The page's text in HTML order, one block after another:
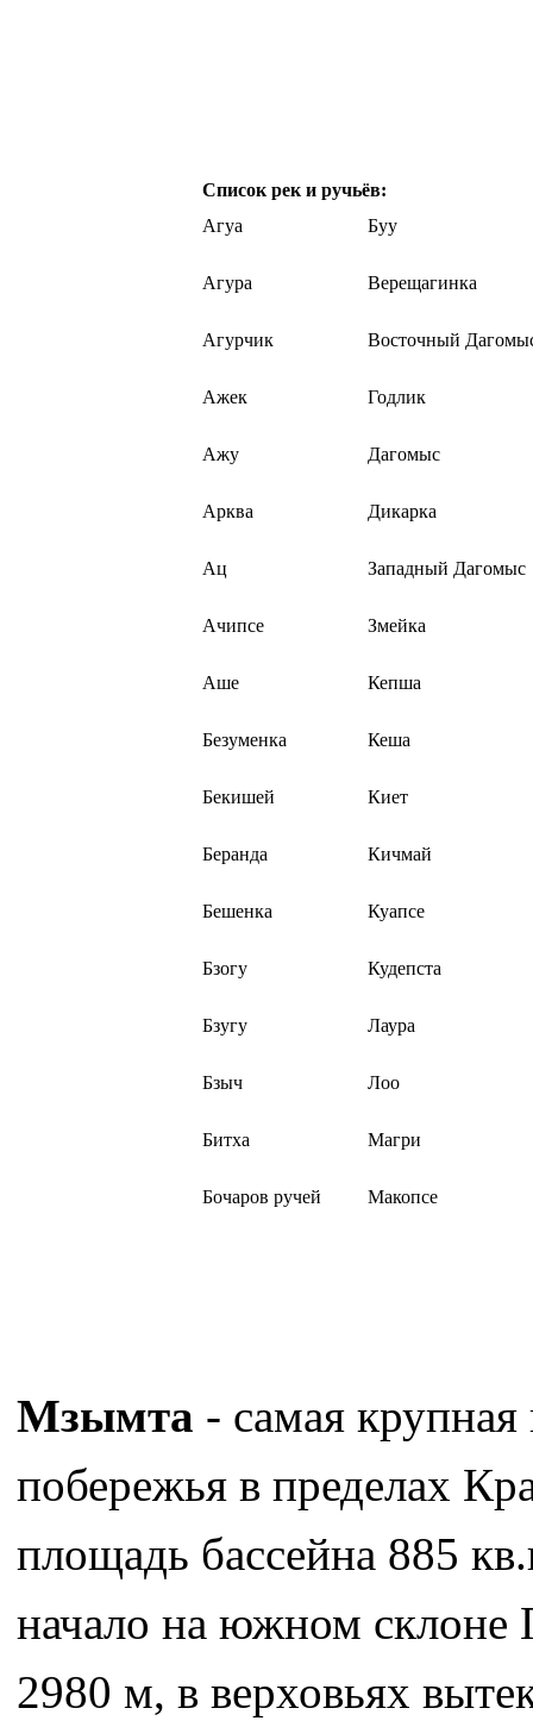
Список рек и ручьёв:
Агуа
Агура
Агурчик
Ажек
Ажу
Арква
Ац
Ачипсе
Аше
Безуменка
Бекишей
Беранда
Бешенка
Бзогу
Бзугу
Бзыч
Битха
Бочаров ручей
Буу
Верещагинка
Восточный
Годлик
Дагомыс
Дикарка
Западный Дагомыс
Змейка
Кепша
Кеша
Киет
Кичмай
Куапсе
Кудепста
Лаура
Лоо
Магри
Макопсе
Мзымта - самая
побережья в пределах
площадь бассейна 885
начало на южном склоне
2980 м, в верховьях